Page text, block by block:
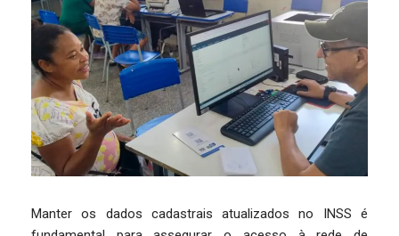
Manter os dados cadastrais atualizados no INSS é